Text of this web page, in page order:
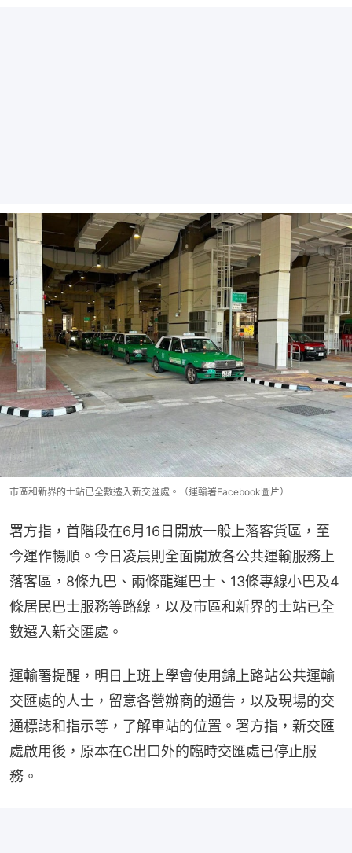
市區和新界的士站已全數遷入新交匯處。（運輸署Facebook圖片）
署方指，首階段在6月16日開放一般上落客貨區，至
今運作暢順。今日凌晨則全面開放各公共運輸服務上
落客區，8條九巴、兩條龍運巴士、13條專線小巴及4
條居民巴士服務等路線，以及市區和新界的士站已全
數遷入新交匯處。
運輸署提醒，明日上班上學會使用錦上路站公共運輸
交匯處的人士，留意各營辦商的通告，以及現場的交
通標誌和指示等，了解車站的位置。署方指，新交匯
處啟用後，原本在C出口外的臨時交匯處已停止服
務。